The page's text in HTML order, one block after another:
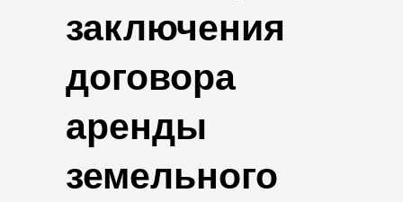
заключения
договора
аренды
земельного